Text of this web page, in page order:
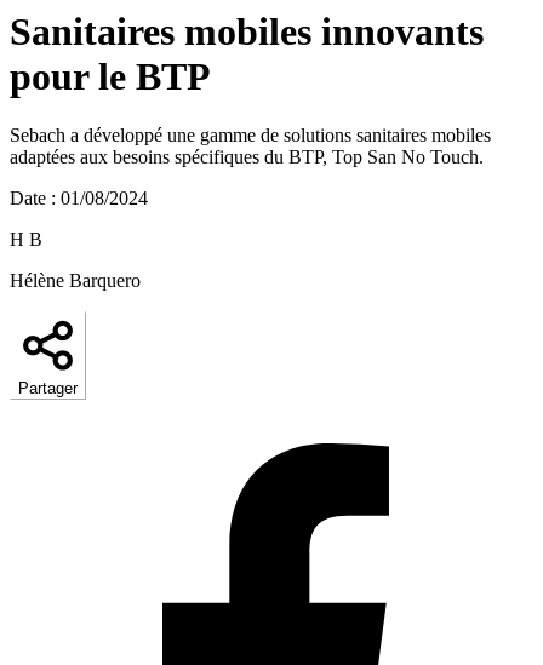
Sanitaires mobiles innovants
pour le BTP
Sebach a développé une gamme de solutions sanitaires mobiles
adaptées aux besoins spécifiques du BTP, Top San No Touch.
Date : 01/08/2024
H B
Hélène Barquero
Partager